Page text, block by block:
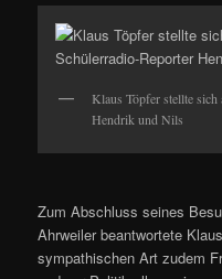
Klaus Töpfer stellte
Hendrik und Nils
Zum Abschluss seines
Ahrweiler beantwortete
sympathischen Art zudem